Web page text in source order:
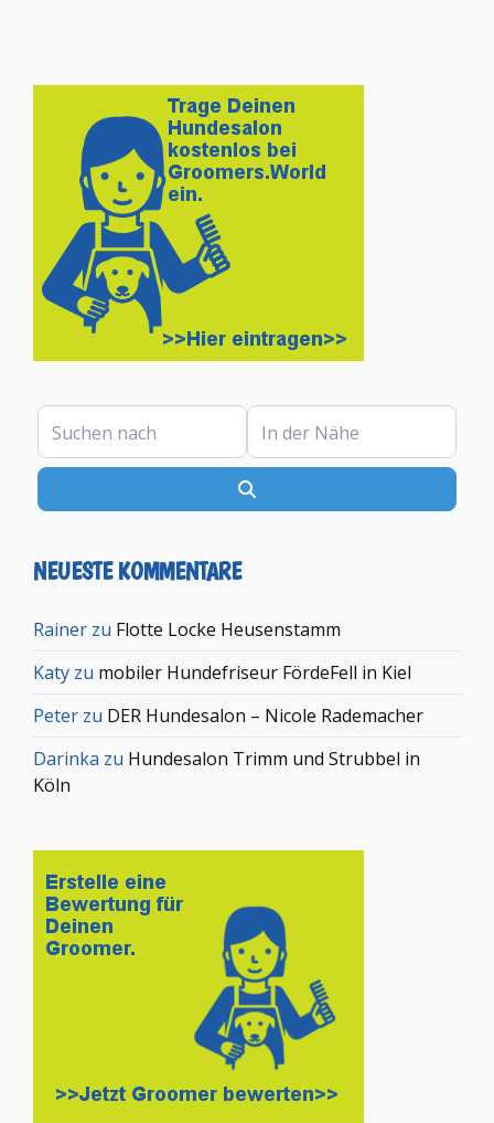
Suchen nach In der Nähe
NEUESTE KOMMENTARE
Rainer zu Flotte Locke Heusenstamm
Katy zu mobiler Hundefriseur FördeFell in Kiel
Peter zu DER Hundesalon – Nicole Rademacher
Darinka zu Hundesalon Trimm und Strubbel in
Köln